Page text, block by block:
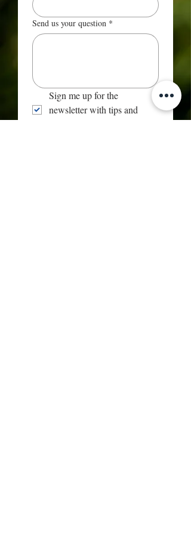
Send us your question *
Sign me up for the
newsletter with tips and